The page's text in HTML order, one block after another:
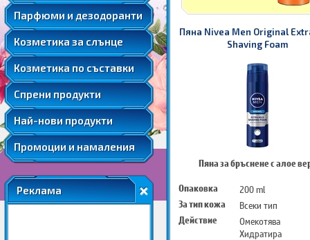
Парфюми и дезодоранти
Подаръчни комплекти парфюми
Козметика за слънце
Слънцезащитна козметика за коса
Соларна козметика
Козметика по съставки
Мента
Розова вода
Розово масло
Ший
Спрени продукти
Козметика за след слънце
Автобронзанти
Слънцезащитна козметика за лице
Слънцезащитна козметика за коса
Соларна козметика
Най-нови продукти
Промоции и намаления
Реклама
Пяна Nivea Men Original
Shaving Foam
Пяна за бръснене с алое
Опаковка
200 ml
За тип кожа
Всеки тип
Действие
Омекотява
Хидратира